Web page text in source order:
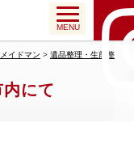
MENU
イドマン > 遺品整理・生前整
にて